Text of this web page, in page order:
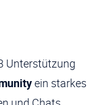
Unterstützung
ein starkes